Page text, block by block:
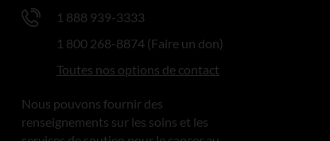
1 888 939-3333
1 800 268-8874 (Faire un don)
Toutes nos options de contact
Nous pouvons fournir des
renseignements sur les soins et les